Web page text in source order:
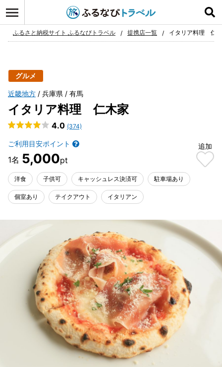
お気に入り
ふるさと納税サイト ふるなびトラベル 提携店一覧 イタリア料理 仁
グルメ
近畿地方 兵庫県 有馬
イタリア料理 仁木家
4.0 (374)
ご利用目安ポイント
5,000
追加
洋食 子供可 キャッシュレス決済可 駐車場あり
個室あり テイクアウト イタリアン